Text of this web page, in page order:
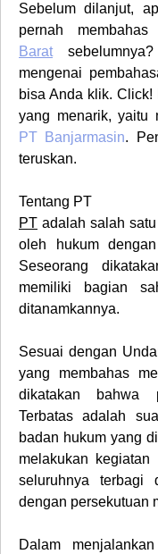
Sebelum dilanjut,
pernah
Barat
mengenai
bisa Anda klik.
yang menarik, yaitu
PT
Banjarmasin.
teruskan.
Tentang PT
PT adalah salah
oleh hukum
Seseorang
memiliki bagian
ditanamkannya.
Sesuai dengan
yang membahas
dikatakan bahwa
Terbatas adalah
badan hukum yang
melakukan
seluruhnya terbagi
dengan persekutuan
Dalam